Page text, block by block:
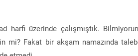
harfi üzerinde çalışmıştık.
mi? Fakat bir akşam namazında